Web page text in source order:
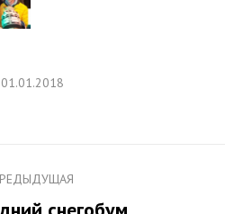
01.01.2018
Предыдущий